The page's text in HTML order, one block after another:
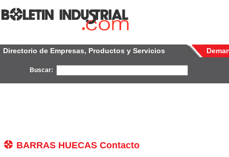
Directorio de Empresas, Productos y Servicios
Buscar:
BARRAS HUECAS Contacto